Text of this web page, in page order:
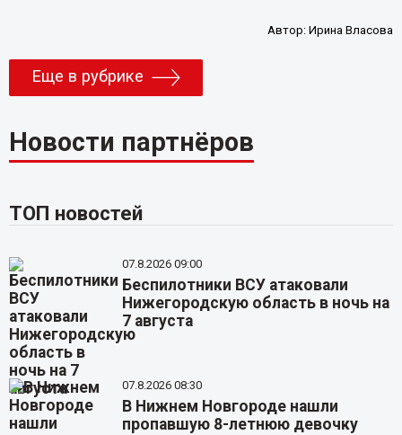
Автор:Ирина Власова
Еще в рубрике
Новости партнёров
ТОП новостей
07.8.2026 09:00
Беспилотники ВСУ атаковали
Нижегородскую область в ночь на
7 августа
07.8.2026 08:30
В Нижнем Новгороде нашли
пропавшую 8-летнюю девочку